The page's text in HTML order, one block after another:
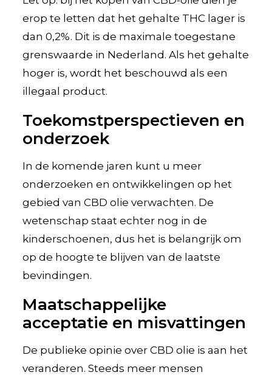
erop te letten dat het gehalte THC lager is
dan 0,2%. Dit is de maximale toegestane
grenswaarde in Nederland. Als het gehalte
hoger is, wordt het beschouwd als een
illegaal product.
Toekomstperspectieven en
onderzoek
In de komende jaren kunt u meer
onderzoeken en ontwikkelingen op het
gebied van CBD olie verwachten. De
wetenschap staat echter nog in de
kinderschoenen, dus het is belangrijk om
op de hoogte te blijven van de laatste
bevindingen.
Maatschappelijke
acceptatie en misvattingen
De publieke opinie over CBD olie is aan het
veranderen. Steeds meer mensen